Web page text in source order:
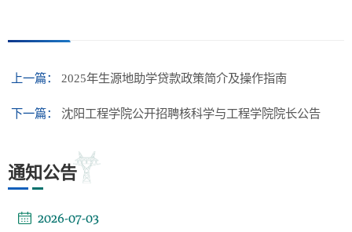
上一篇： 2025年生源地助学贷款政策简介及操作指南
下一篇： 沈阳工程学院公开招聘核科学与工程学院院长公告
通知公告
2026-07-03